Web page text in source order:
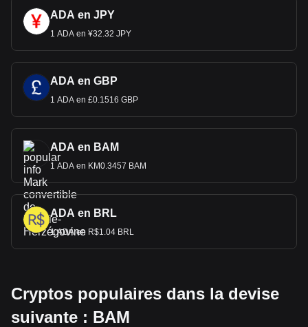
ADA en JPY
1 ADA en ¥32.32 JPY
ADA en GBP
1 ADA en £0.1516 GBP
ADA en BAM
1 ADA en KM0.3457 BAM
ADA en BRL
1 ADA en R$1.04 BRL
Cryptos populaires dans la devise
suivante : BAM